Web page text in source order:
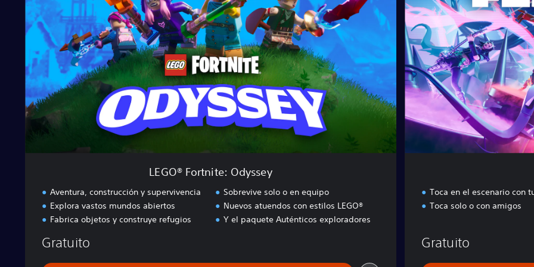
F
o
r
n
i
t
e
:
y
LEGO® Fortnite: Odyssey
Aventura, construcción y supervivencia
Explora vastos mundos abiertos
Fabrica objetos y construye refugios
Sobrevive solo o en equipo
Nuevos atuendos con estilos LEGO®
Y el paquete Auténticos exploradores
Gratuito
i
t
e
F
e
s
t
i
v
a
Toca en el escenario con
Toca solo o con amigos
Gratuito